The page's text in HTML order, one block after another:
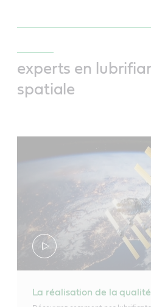
experts en
spatiale
La réalisation de la